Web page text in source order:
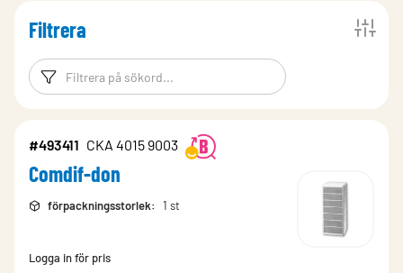
Filtrera
Filtreringsord Filtrera
#493411 CKA 4015 9003
Comdif-don
förpackningsstorlek: 1 st
Logga in för pris